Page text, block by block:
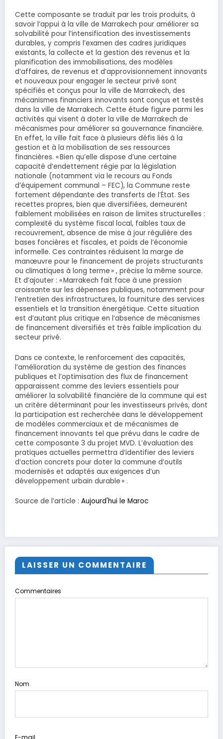
Cette composante se traduit par les trois produits, à
savoir l’appui à la ville de Marrakech pour améliorer sa
solvabilité pour l’intensification des investissements
durables, y compris l’examen des cadres juridiques
existants, la collecte et la gestion des revenus et la
planification des immobilisations, des modèles
d’affaires, de revenus et d’approvisionnement innovants
et nouveaux pour engager le secteur privé sont
spécifiés et conçus pour la ville de Marrakech, des
mécanismes financiers innovants sont conçus et testés
dans la ville de Marrakech. Cette étude figure parmi les
activités qui visent à doter la ville de Marrakech de
mécanismes pour améliorer sa gouvernance financière.
En effet, la ville fait face à plusieurs défis liés à la
gestion et à la mobilisation de ses ressources
financières. « Bien qu’elle dispose d’une certaine
capacité d’endettement régie par la législation
nationale (notamment via le recours au Fonds
d’équipement communal – FEC), la Commune reste
fortement dépendante des transferts de l’État. Ses
recettes propres, bien que diversifiées, demeurent
faiblement mobilisées en raison de limites structurelles :
complexité du système fiscal local, faibles taux de
recouvrement, absence de mise à jour régulière des
bases foncières et fiscales, et poids de l’économie
informelle. Ces contraintes réduisent la marge de
manœuvre pour le financement de projets structurants
ou climatiques à long terme » , précise la même source.
Et d’ajouter : « Marrakech fait face à une pression
croissante sur les dépenses publiques, notamment pour
l’entretien des infrastructures, la fourniture des services
essentiels et la transition énergétique. Cette situation
est d’autant plus critique en l’absence de mécanismes
de financement diversifiés et très faible implication du
secteur privé.
Dans ce contexte, le renforcement des capacités,
l’amélioration du système de gestion des finances
publiques et l’optimisation des flux de financement
apparaissent comme des leviers essentiels pour
améliorer la solvabilité financière de la commune qui est
un critère déterminant pour les investisseurs privés, dont
la participation est recherchée dans le développement
de modèles commerciaux et de mécanismes de
financement innovants tel que prévu dans le cadre de
cette composante 3 du projet MVD. L’évaluation des
pratiques actuelles permettra d’identifier des leviers
d’action concrets pour doter la commune d’outils
modernisés et adaptés aux exigences d’un
développement urbain durable » .
Source de l’article : Aujourd'hui le Maroc
LAISSER UN COMMENTAIRE
Commentaires
Nom
E-mail